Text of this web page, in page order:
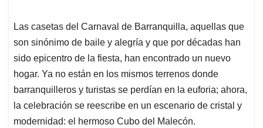
Las casetas del Carnaval de Barranquilla, aquellas que
son sinónimo de baile y alegría y que por décadas han
sido epicentro de la fiesta, han encontrado un nuevo
hogar. Ya no están en los mismos terrenos donde
barranquilleros y turistas se perdían en la euforia; ahora,
la celebración se reescribe en un escenario de cristal y
modernidad: el hermoso Cubo del Malecón.